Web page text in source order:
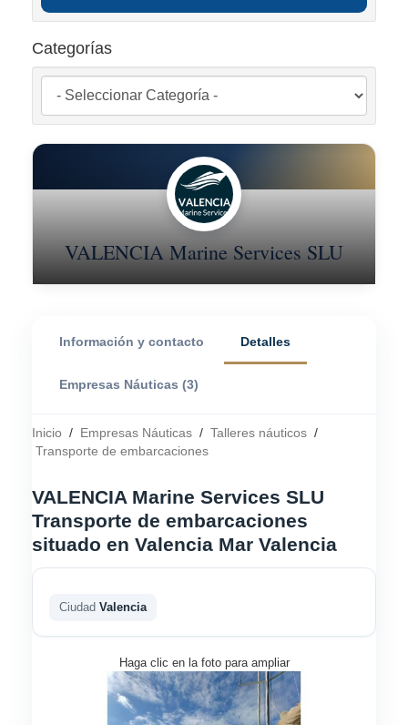
Categorías
VALENCIA Marine Services SLU
Información y contacto Detalles
Empresas Náuticas (3)
Inicio / Empresas Náuticas / Talleres náuticos /
Transporte de embarcaciones
VALENCIA Marine Services SLU
Transporte de embarcaciones
situado en Valencia Mar Valencia
Ciudad Valencia
Haga clic en la foto para ampliar